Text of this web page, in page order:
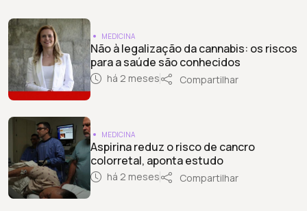
MEDICINA
Não à legalização da cannabis: os riscos
para a saúde são conhecidos
há 2 meses Compartilhar
MEDICINA
Aspirina reduz o risco de cancro
colorretal, aponta estudo
há 2 meses Compartilhar